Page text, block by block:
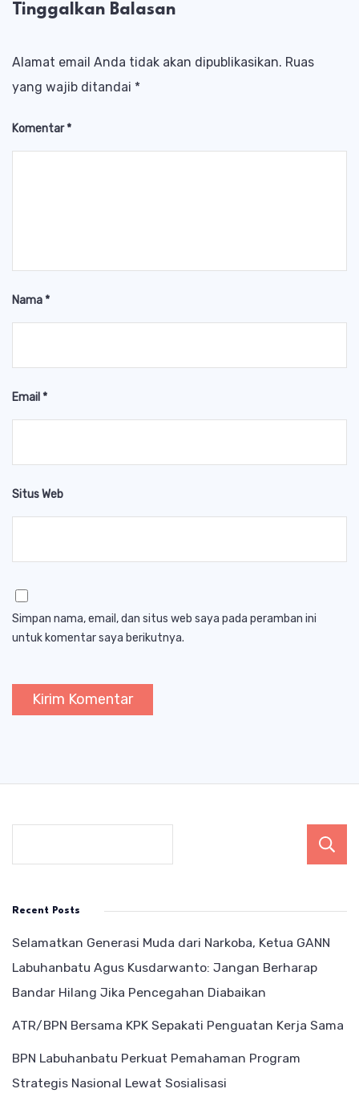
Tinggalkan Balasan
Alamat email Anda tidak akan dipublikasikan. Ruas
yang wajib ditandai *
Komentar*
Nama*
Email*
Situs Web
Simpan nama, email, dan situs web saya pada peramban ini
untuk komentar saya berikutnya.
Recent Posts
Selamatkan Generasi Muda dari Narkoba, Ketua GANN
Labuhanbatu Agus Kusdarwanto: Jangan Berharap
Bandar Hilang Jika Pencegahan Diabaikan
ATR/BPN Bersama KPK Sepakati Penguatan Kerja Sama
BPN Labuhanbatu Perkuat Pemahaman Program
Strategis Nasional Lewat Sosialisasi